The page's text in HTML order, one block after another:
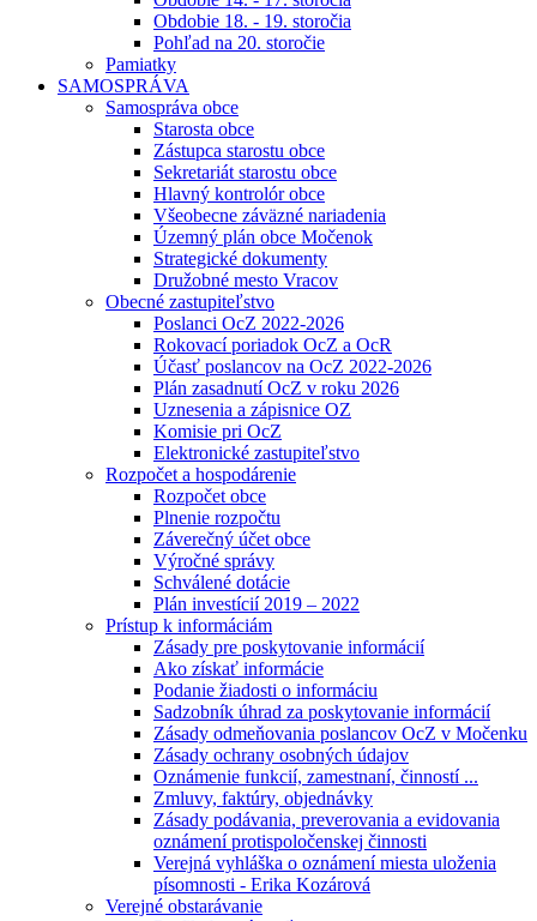
Obdobie 18. - 19. storočia
Pohľad na 20. storočie
Pamiatky
SAMOSPRÁVA
Samospráva obce
Starosta obce
Zástupca starostu obce
Sekretariát starostu obce
Hlavný kontrolór obce
Všeobecne záväzné nariadenia
Územný plán obce Močenok
Strategické dokumenty
Družobné mesto Vracov
Obecné zastupiteľstvo
Poslanci OcZ 2022-2026
Rokovací poriadok OcZ a OcR
Účasť poslancov na OcZ 2022-2026
Plán zasadnutí OcZ v roku 2026
Uznesenia a zápisnice OZ
Komisie pri OcZ
Elektronické zastupiteľstvo
Rozpočet a hospodárenie
Rozpočet obce
Plnenie rozpočtu
Záverečný účet obce
Výročné správy
Schválené dotácie
Plán investícií 2019 – 2022
Prístup k informáciám
Zásady pre poskytovanie informácií
Ako získať informácie
Podanie žiadosti o informáciu
Sadzobník úhrad za poskytovanie informácií
Zásady odmeňovania poslancov OcZ v Močenku
Zásady ochrany osobných údajov
Oznámenie funkcií, zamestnaní, činností ...
Zmluvy, faktúry, objednávky
Zásady podávania, preverovania a evidovania
oznámení protispoločenskej činnosti
Verejná vyhláška o oznámení miesta uloženia
písomnosti - Erika Kozárová
Verejné obstarávanie